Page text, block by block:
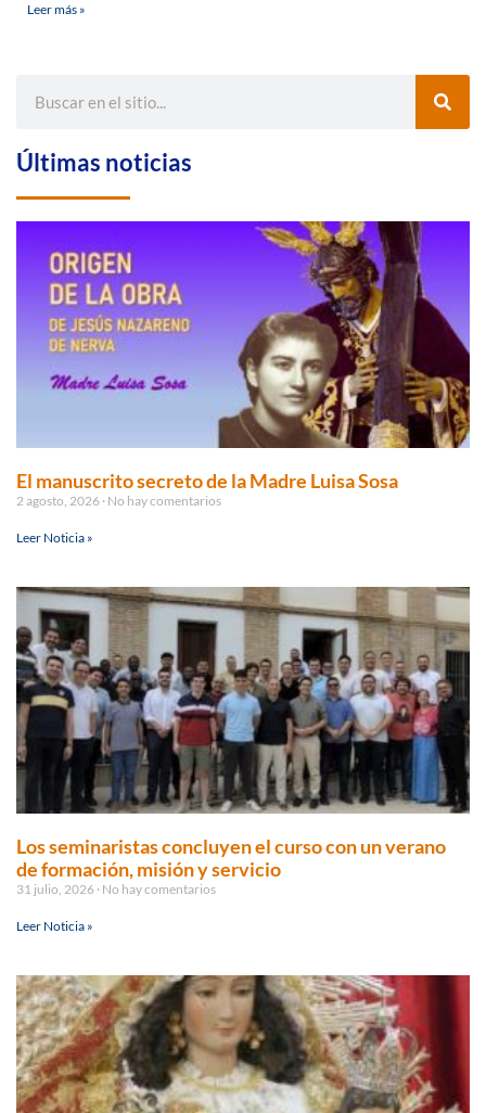
Leer más »
Últimas noticias
El manuscrito secreto de la Madre Luisa Sosa
2 agosto, 2026 No hay comentarios
Leer Noticia »
Los seminaristas concluyen el curso con un verano
de formación, misión y servicio
31 julio, 2026 No hay comentarios
Leer Noticia »